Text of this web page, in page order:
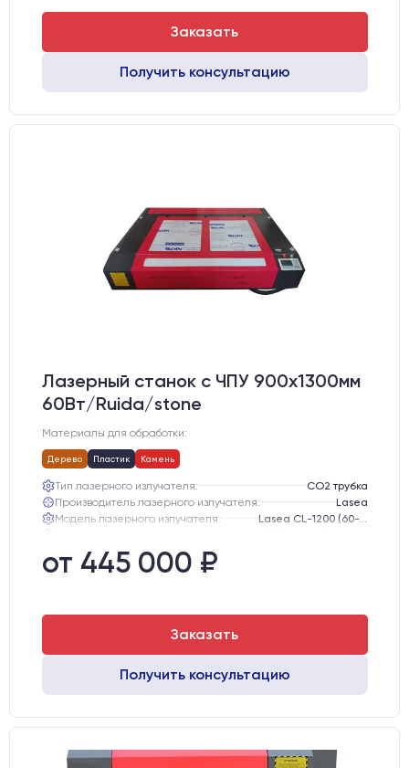
Заказать
Получить консультацию
Лазерный станок c ЧПУ 900х1300мм
60Вт/Ruida/stone
Материалы для обработки:
Дерево Пластик Камень
Тип лазерного излучателя:
СО2 трубка
Производитель лазерного излучателя:
Lasea
Модель лазерного излучателя:
Lasea CL-1200 (60-75 Вт)
Размер станка, мм:
от 445 000 ₽
Заказать
Получить консультацию